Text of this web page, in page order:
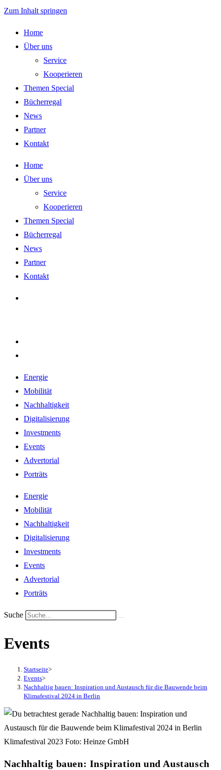
Zum Inhalt springen
Home
Über uns
Service
Kooperieren
Themen Special
Bücherregal
News
Partner
Kontakt
Home
Über uns
Service
Kooperieren
Themen Special
Bücherregal
News
Partner
Kontakt
Energie
Mobilität
Nachhaltigkeit
Digitalisierung
Investments
Events
Advertorial
Porträts
Energie
Mobilität
Nachhaltigkeit
Digitalisierung
Investments
Events
Advertorial
Porträts
Suche
Events
Startseite>
Events>
Nachhaltig bauen: Inspiration und Austausch für die Bauwende beim
Klimafestival 2024 in Berlin
Klimafestival 2023 Foto: Heinze GmbH
Nachhaltig bauen: Inspiration und Austausch